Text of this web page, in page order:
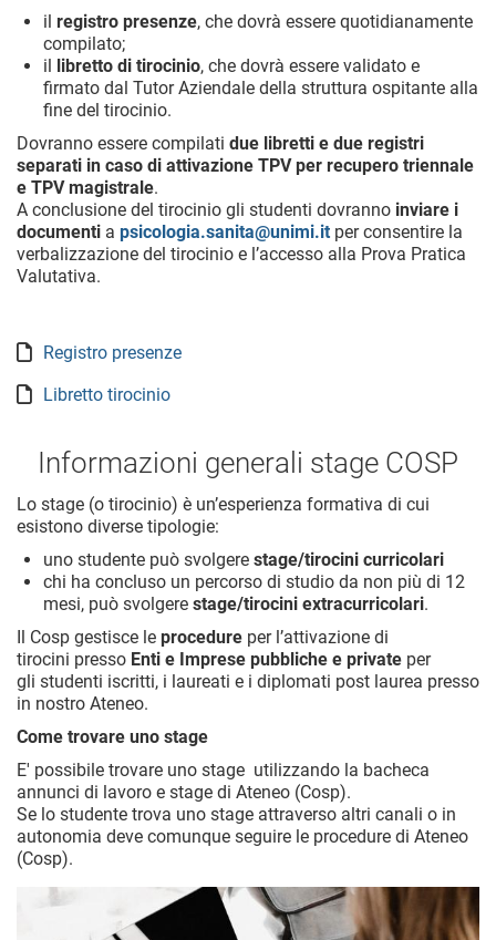
il registro presenze, che dovrà essere quotidianamente
compilato;
il libretto di tirocinio, che dovrà essere validato e
firmato dal Tutor Aziendale della struttura ospitante alla
fine del tirocinio.
Dovranno essere compilati due libretti e due registri
separati in caso di attivazione TPV per recupero triennale
e TPV magistrale.
A conclusione del tirocinio gli studenti dovranno inviare i
documenti a psicologia.sanita@unimi.it per consentire la
verbalizzazione del tirocinio e l’accesso alla Prova Pratica
Valutativa.
Registro presenze
Libretto tirocinio
Informazioni generali stage COSP
Lo stage (o tirocinio) è un’esperienza formativa di cui
esistono diverse tipologie:
uno studente può svolgere stage/tirocini curricolari
chi ha concluso un percorso di studio da non più di 12
mesi, può svolgere stage/tirocini extracurricolari.
Il Cosp gestisce le procedure per l’attivazione di
tirocini presso Enti e Imprese pubbliche e private per
gli studenti iscritti, i laureati e i diplomati post laurea presso
in nostro Ateneo.
Come trovare uno stage
E' possibile trovare uno stage utilizzando la bacheca
annunci di lavoro e stage di Ateneo (Cosp).
Se lo studente trova uno stage attraverso altri canali o in
autonomia deve comunque seguire le procedure di Ateneo
(Cosp).